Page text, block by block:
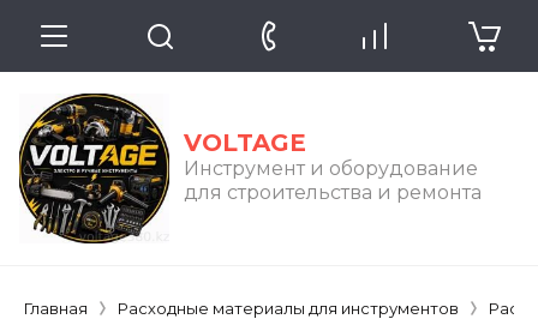
VOLTAGE
Инструмент и оборудование
для строительства и ремонта
Главная Расходные материалы для инструментов